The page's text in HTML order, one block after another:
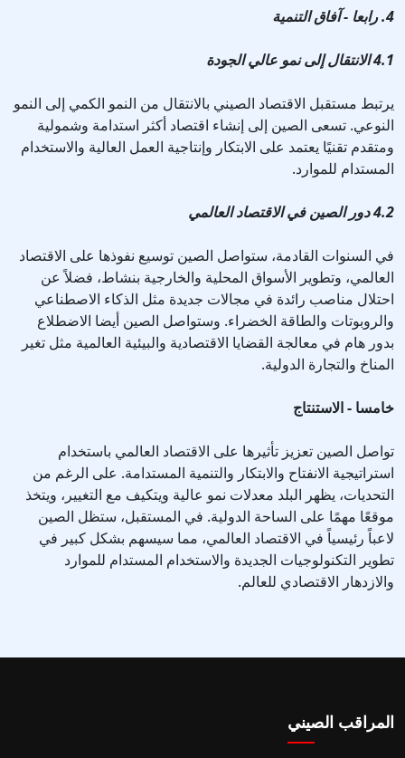
4. رابعا - آفاق التنمية
4.1 الانتقال إلى نمو عالي الجودة
يرتبط مستقبل الاقتصاد الصيني بالانتقال من النمو الكمي إلى النمو
النوعي. تسعى الصين إلى إنشاء اقتصاد أكثر استدامة وشمولية
ومتقدم تقنيًا يعتمد على الابتكار وإنتاجية العمل العالية والاستخدام
المستدام للموارد.
4.2 دور الصين في الاقتصاد العالمي
في السنوات القادمة، ستواصل الصين توسيع نفوذها على الاقتصاد
العالمي، وتطوير الأسواق المحلية والخارجية بنشاط، فضلاً عن
احتلال مناصب رائدة في مجالات جديدة مثل الذكاء الاصطناعي
والروبوتات والطاقة الخضراء. وستواصل الصين أيضا الاضطلاع
بدور هام في معالجة القضايا الاقتصادية والبيئية العالمية مثل تغير
المناخ والتجارة الدولية.
خامسا - الاستنتاج
تواصل الصين تعزيز تأثيرها على الاقتصاد العالمي باستخدام
استراتيجية الانفتاح والابتكار والتنمية المستدامة. على الرغم من
التحديات، يظهر البلد معدلات نمو عالية ويتكيف مع التغيير، ويتخذ
موقعًا مهمًا على الساحة الدولية. في المستقبل، ستظل الصين
لاعباً رئيسياً في الاقتصاد العالمي، مما سيسهم بشكل كبير في
تطوير التكنولوجيات الجديدة والاستخدام المستدام للموارد
والازدهار الاقتصادي للعالم.
المراقب الصيني